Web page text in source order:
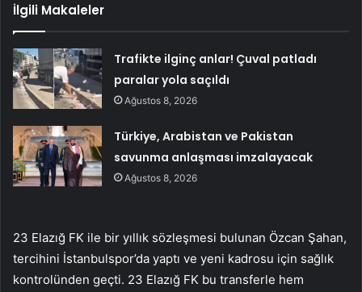
İlgili Makaleler
Trafikte ilginç anlar! Çuval patladı
paralar yola saçıldı
Ağustos 8, 2026
Türkiye, Arabistan ve Pakistan
savunma anlaşması imzalayacak
Ağustos 8, 2026
23 Elazığ FK ile bir yıllık sözleşmesi bulunan Özcan Şahan,
tercihini İstanbulspor’da yaptı ve yeni kadrosu için sağlık
kontrolünden geçti. 23 Elazığ FK bu transferle hem